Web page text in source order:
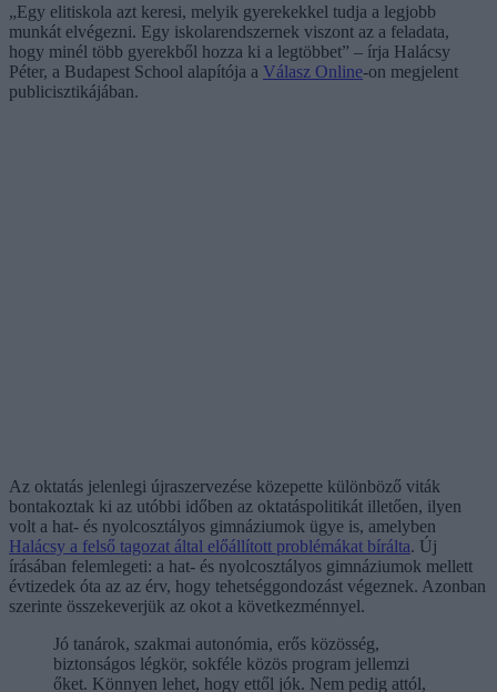
„Egy elitiskola azt keresi, melyik gyerekekkel tudja a legjobb
munkát elvégezni. Egy iskolarendszernek viszont az a feladata,
hogy minél több gyerekből hozza ki a legtöbbet” – írja Halácsy
Péter, a Budapest School alapítója a Válasz Online-on megjelent
publicisztikájában.
Az oktatás jelenlegi újraszervezése közepette különböző viták
bontakoztak ki az utóbbi időben az oktatáspolitikát illetően, ilyen
volt a hat- és nyolcosztályos gimnáziumok ügye is, amelyben
Halácsy a felső tagozat által előállított problémákat bírálta. Új
írásában felemlegeti: a hat- és nyolcosztályos gimnáziumok mellett
évtizedek óta az az érv, hogy tehetséggondozást végeznek. Azonban
szerinte összekeverjük az okot a következménnyel.
Jó tanárok, szakmai autonómia, erős közösség,
biztonságos légkör, sokféle közös program jellemzi
őket. Könnyen lehet, hogy ettől jók. Nem pedig attól,